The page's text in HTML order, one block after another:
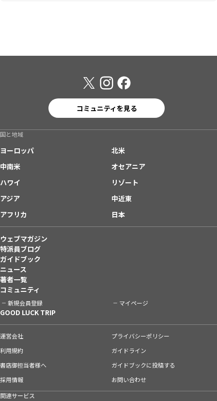
コミュニティを見る
国と地域
ヨーロッパ
北米
中南米
オセアニア
ハワイ
リゾート
アジア
中近東
アフリカ
日本
ウェブマガジン
特派員ブログ
ガイドブック
ニュース
著者一覧
コミュニティ
新規会員登録 マイページ
GOOD LUCK TRIP
運営会社
プライバシーポリシー
利用規約
ガイドライン
書店御担当者様へ
ガイドブックに投稿する
採用情報
お問い合わせ
関連サービス